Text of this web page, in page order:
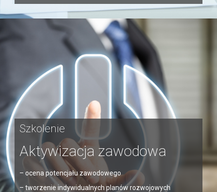
Szkolenie
Aktywizacja zawodowa
– ocena potencjału zawodowego
– tworzenie indywidualnych planów rozwojowych